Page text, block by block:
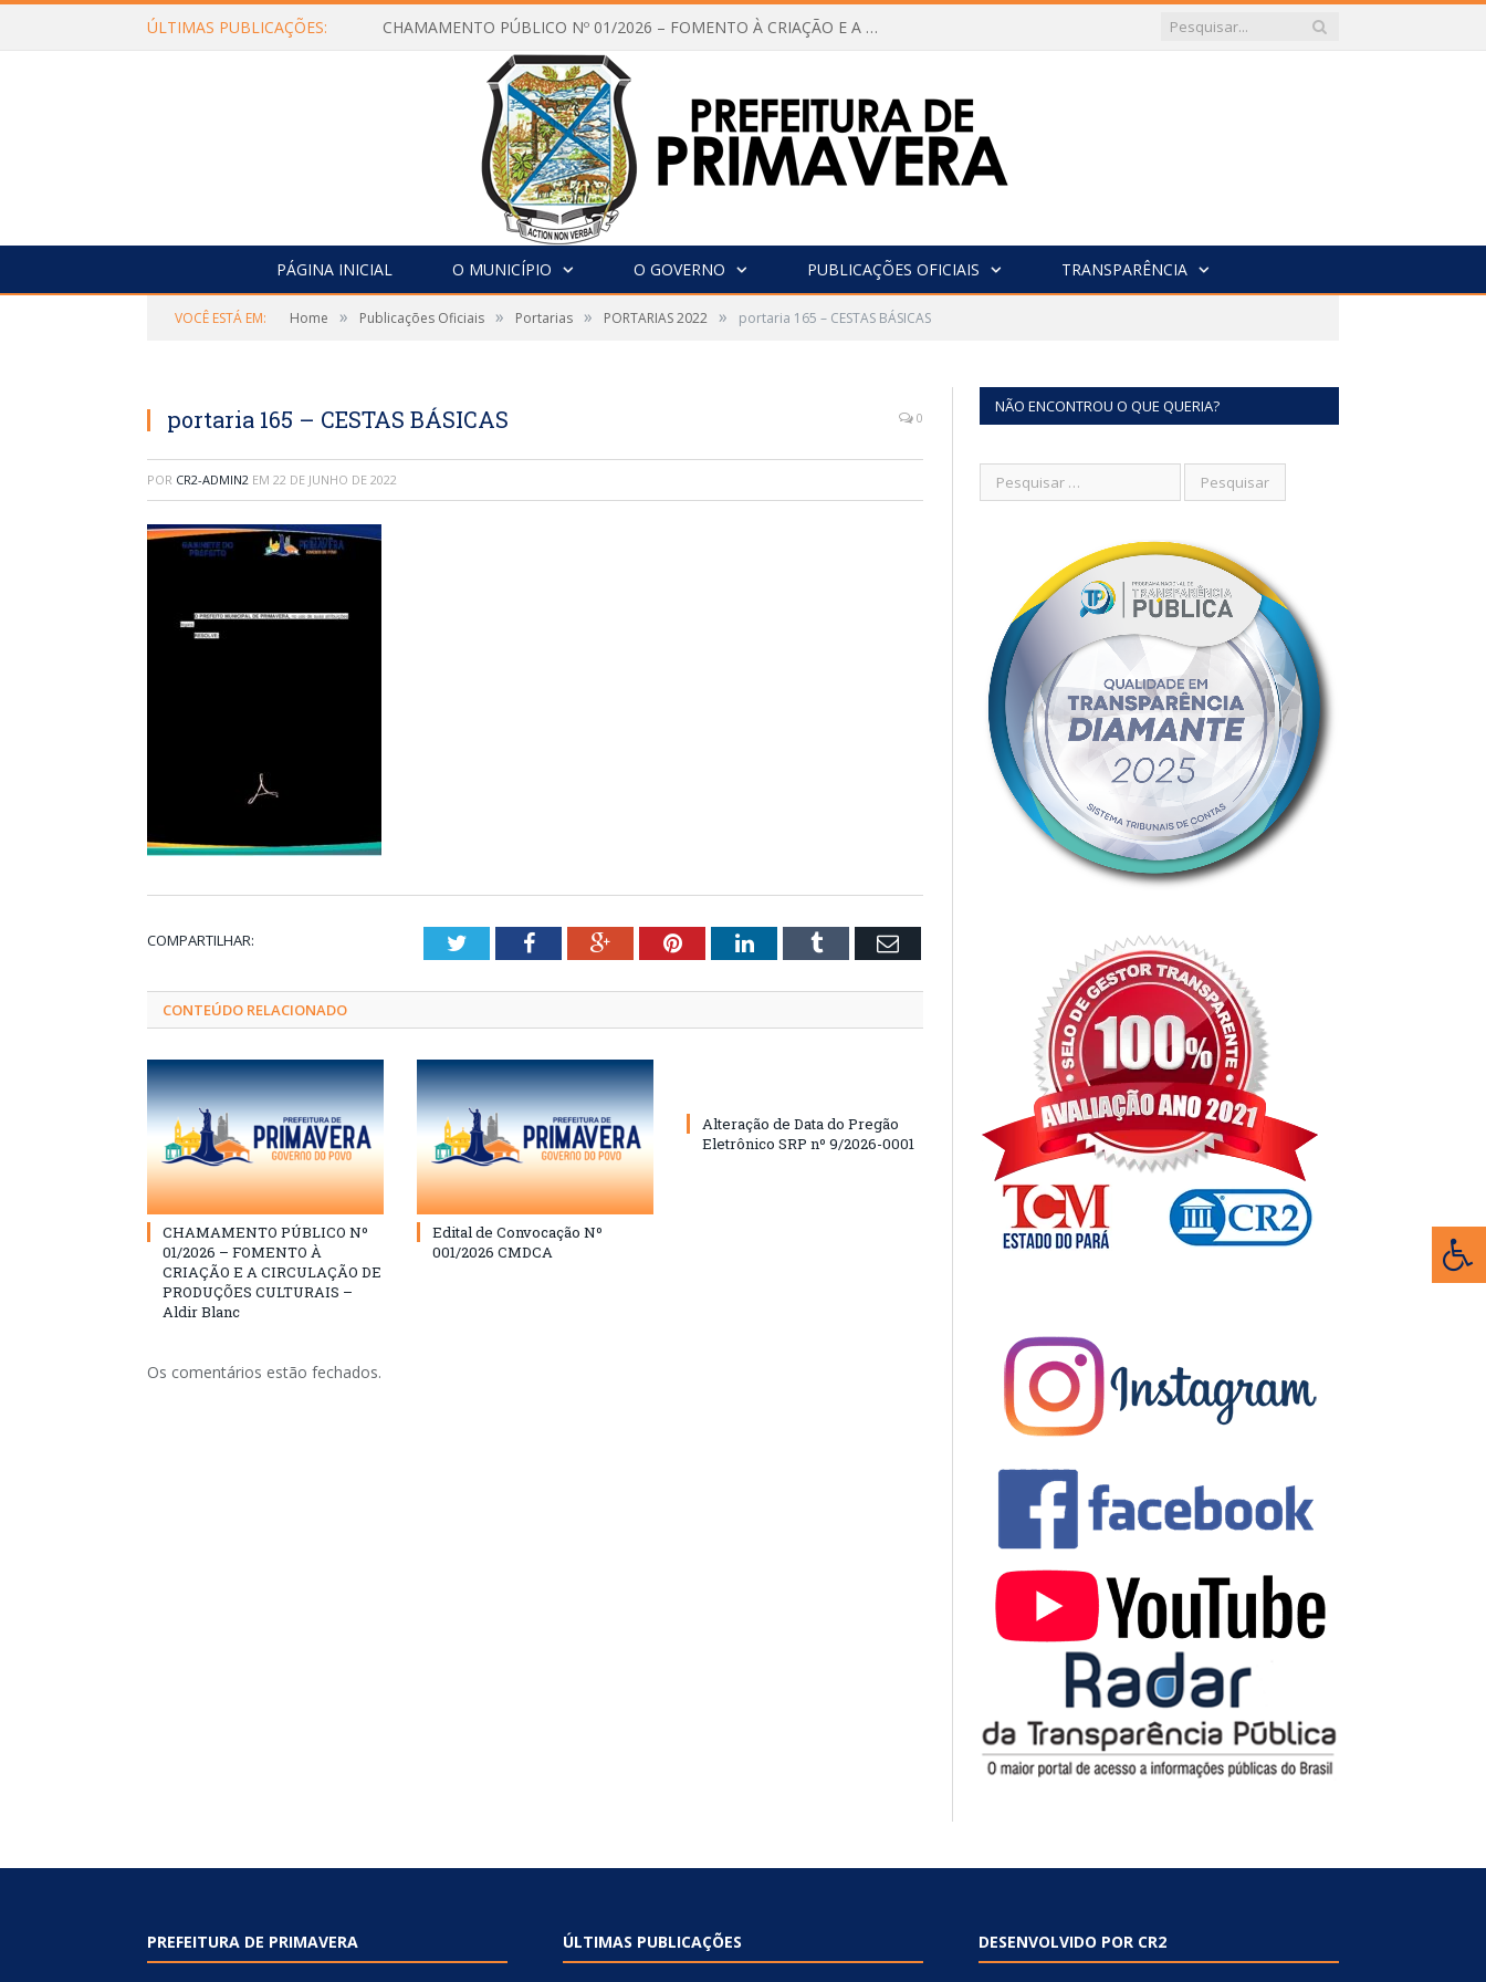
ÚLTIMAS PUBLICAÇÕES: CHAMAMENTO PÚBLICO Nº 01/2026 – FOMENTO À CRIAÇÃO E A CIRCULAÇÃO DE PRODUÇÕES CULTURAIS – Aldir Blanc
PÁGINA INICIAL O MUNICÍPIO O GOVERNO PUBLICAÇÕES OFICIAIS TRANSPARÊNCIA
VOCÊ ESTÁ EM: Home » Publicações Oficiais » Portarias » PORTARIAS 2022 » portaria 165 – CESTAS BÁSICAS
portaria 165 – CESTAS BÁSICAS 0
POR CR2-ADMIN2 EM 22 DE JUNHO DE 2022
COMPARTILHAR: TwitterFacebookGoogle+PinterestLinkedInTumblr Email
CONTEÚDO RELACIONADO
CHAMAMENTO PÚBLICO Nº
01/2026 – FOMENTO À
CRIAÇÃO E A CIRCULAÇÃO DE
PRODUÇÕES CULTURAIS –
Aldir Blanc
Edital de Convocação Nº
001/2026 CMDCA
Alteração de Data do Pregão
Eletrônico SRP nº 9/2026-0001
Os comentários estão fechados.
NÃO ENCONTROU O QUE QUERIA?
PREFEITURA DE PRIMAVERA ÚLTIMAS PUBLICAÇÕES DESENVOLVIDO POR CR2